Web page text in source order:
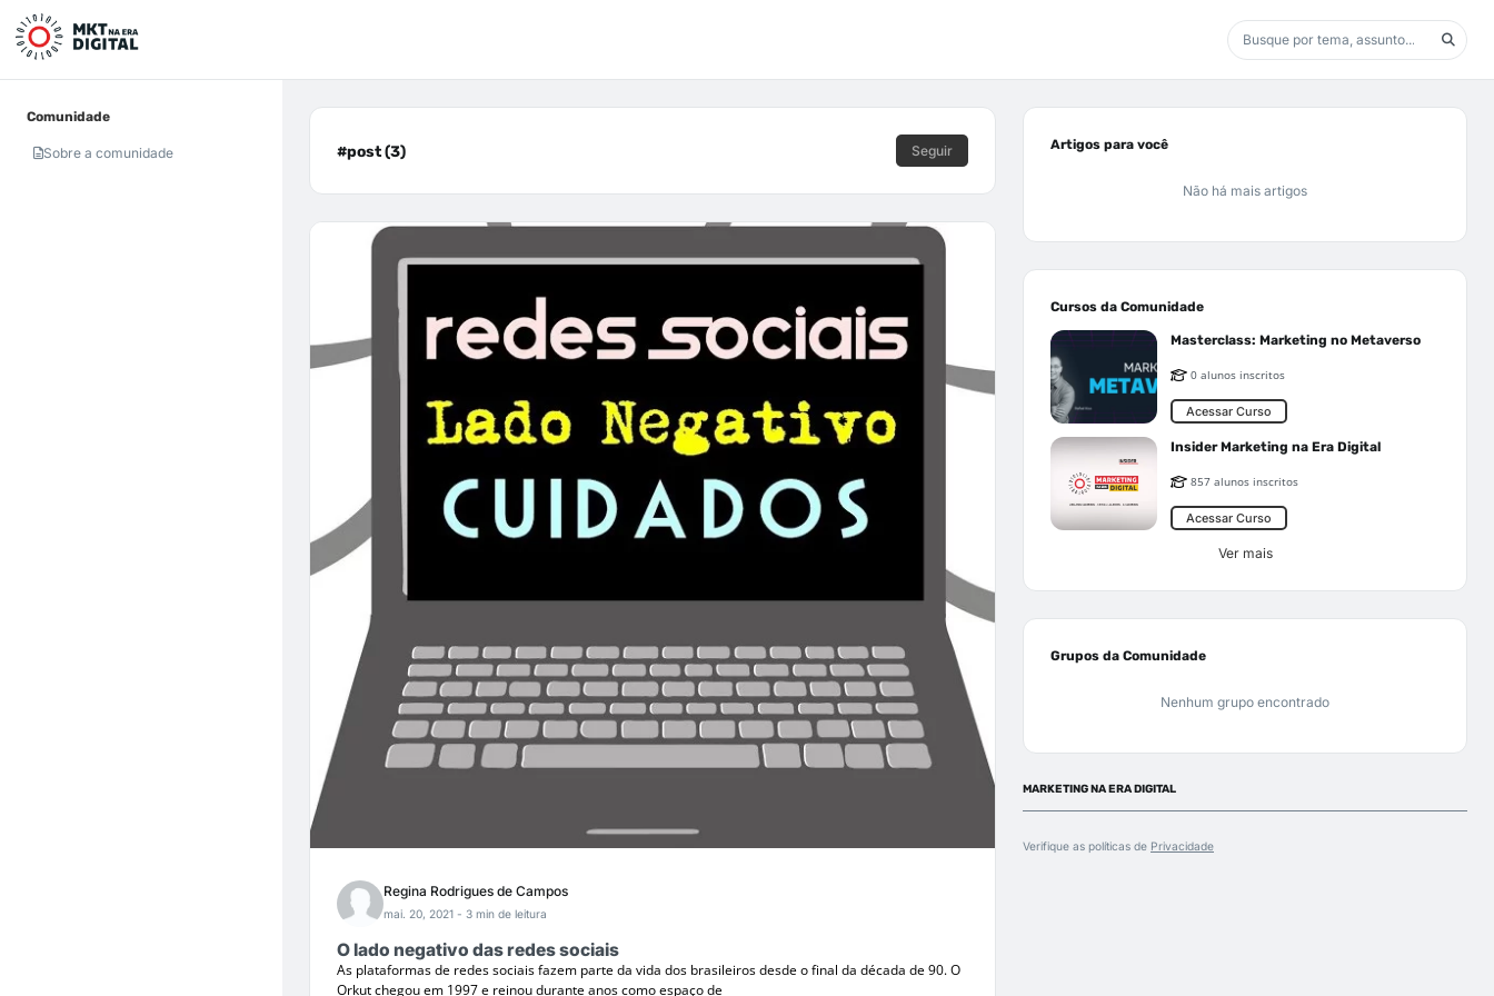
Comunidade
Sobre a comunidade #post (3) Seguir
Regina Rodrigues de Campos
mai. 20, 2021 - 3 min de leitura
O lado negativo das redes sociais
As plataformas de redes sociais fazem parte da vida dos brasileiros desde o final da década de 90. O
Orkut chegou em 1997 e reinou durante anos como espaço de
Artigos para você
Não há mais artigos
Cursos da Comunidade
Masterclass: Marketing no Metaverso
0 alunos inscritos
Acessar Curso
Insider Marketing na Era Digital
857 alunos inscritos
Acessar Curso
Ver mais
Grupos da Comunidade
Nenhum grupo encontrado
MARKETING NA ERA DIGITAL
Verifique as políticas de Privacidade